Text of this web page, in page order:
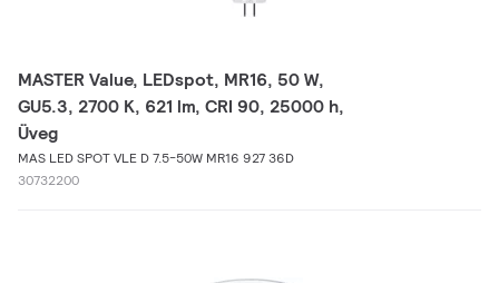
MASTER Value, LEDspot, MR16, 50 W,
GU5.3, 2700 K, 621 lm, CRI 90, 25000 h,
Üveg
MAS LED SPOT VLE D 7.5-50W MR16 927 36D
30732200